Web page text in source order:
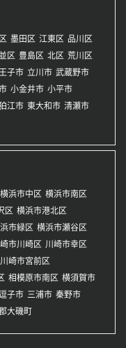
墨田区 江東区 品川区
区 豊島区 北区 荒川区
子市 立川市 武蔵野市
小金井市 小平市
江市 東大和市 清瀬市
横浜市中区 横浜市南区
区 横浜市港北区
市緑区 横浜市瀬谷区
市川崎区 川崎市幸区
川崎市宮前区
相模原市南区 横須賀市
子市 三浦市 秦野市
大磯町